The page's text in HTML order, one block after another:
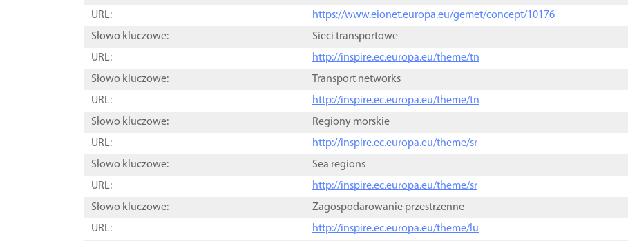
URL:
https://www.eionet.europa.eu/gemet/concept/10176
Słowo kluczowe:
Sieci transportowe
URL:
http://inspire.ec.europa.eu/theme/tn
Słowo kluczowe:
Transport networks
URL:
http://inspire.ec.europa.eu/theme/tn
Słowo kluczowe:
Regiony morskie
URL:
http://inspire.ec.europa.eu/theme/sr
Słowo kluczowe:
Sea regions
URL:
http://inspire.ec.europa.eu/theme/sr
Słowo kluczowe:
Zagospodarowanie przestrzenne
URL:
http://inspire.ec.europa.eu/theme/lu